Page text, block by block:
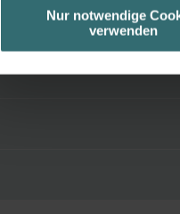
unserer Website verwenden,
basierend auf Ihren Interessen
Datenschutzerklärung
Nur notwendige
verwenden